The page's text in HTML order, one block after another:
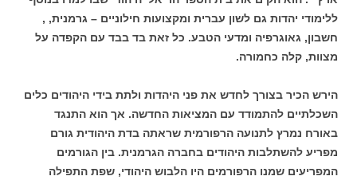
ללימודי יהדות גם לשון עברית ומקצועות חילוניים – גרמנית, ,
חשבון, גאוגרפיה ומדעי הטבע. כל זאת בד בבד עם הקפדה על
מצוות, קלה כחמורה.
הירש הכיר בצורך לחדש את פני היהדות ולתת בידי היהודים כלים
השכלתיים להתמודד עם המציאות החדשה. אך הוא התנגד
באורח נמרץ לתנועה הרפורמית שראתה בדת היהודית גורם
מפריע להשתלבות היהודים בחברה הגרמנית. בין הגורמים
המפריעים שמנו הרפורמים היו הלבוש היהודי, שפת התפילה